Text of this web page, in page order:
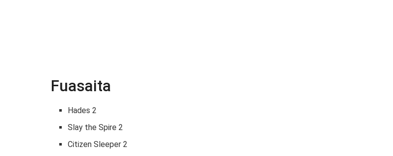
Fuasaita
Hades 2
Slay the Spire 2
Citizen Sleeper 2